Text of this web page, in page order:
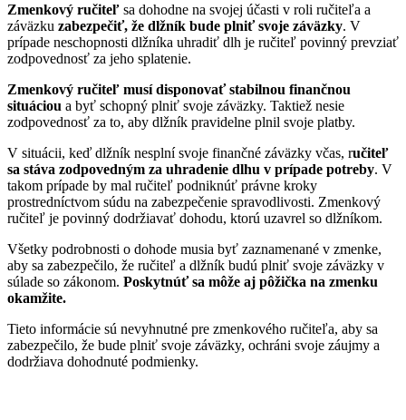
Zmenkový ručiteľ sa dohodne na svojej účasti v roli ručiteľa a
záväzku zabezpečiť, že dlžník bude plniť svoje záväzky. V
prípade neschopnosti dlžníka uhradiť dlh je ručiteľ povinný prevziať
zodpovednosť za jeho splatenie.
Zmenkový ručiteľ musí disponovať stabilnou finančnou
situáciou a byť schopný plniť svoje záväzky. Taktiež nesie
zodpovednosť za to, aby dlžník pravidelne plnil svoje platby.
V situácii, keď dlžník nesplní svoje finančné záväzky včas, ručiteľ
sa stáva zodpovedným za uhradenie dlhu v prípade potreby. V
takom prípade by mal ručiteľ podniknúť právne kroky
prostredníctvom súdu na zabezpečenie spravodlivosti. Zmenkový
ručiteľ je povinný dodržiavať dohodu, ktorú uzavrel so dlžníkom.
Všetky podrobnosti o dohode musia byť zaznamenané v zmenke,
aby sa zabezpečilo, že ručiteľ a dlžník budú plniť svoje záväzky v
súlade so zákonom. Poskytnúť sa môže aj pôžička na zmenku
okamžite.
Tieto informácie sú nevyhnutné pre zmenkového ručiteľa, aby sa
zabezpečilo, že bude plniť svoje záväzky, ochráni svoje záujmy a
dodržiava dohodnuté podmienky.